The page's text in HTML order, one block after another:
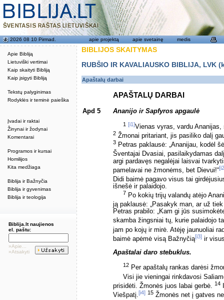
Apie Bibliją
Lietuviški vertimai
Kaip skaityti Bibliją
Kaip įsigyti Bibliją
Tekstų palyginimas
Rodyklės ir teminė paieška
Įvadai ir raktai
Žinynai ir žodynai
Komentarai
Programos ir kursai
Homilijos
Kita medžiaga
Biblija ir Bažnyčia
Biblija ir gyvenimas
Biblija ir teologija
2026 08 10 Pirmad. apie projektą apie svetainę medis
Biblija.lt naujienos
el. paštu:
»Apie...
»Atsakyti
BIBLIJOS SKAITYMAS
RUBŠIO IR KAVALIAUSKO BIBLIJA,
Apaštalų darbai
APAŠTALŲ DARBAI
Apd 5 Ananijo ir Sapfyros apgaulė
1 [i1]Vienas vyras, vardu
2 Žmonai pritariant, jis pasiliko dalį
3 Petras paklausė: „Ananijau, kodėl
Šventajai Dvasiai, pasilaikydamas
argi pardavęs negalėjai laisvai
pamelavai ne žmonėms, bet Dievui!“
Didi baimė pagavo visus tai
išnešė ir palaidojo.
7 Po kokių trijų valandų atėjo
ją paklausė: „Pasakyk man, ar už
Petras prabilo: „Kam gi jūs
skamba žingsniai tų, kurie palaidojo
jam po kojų ir mirė. Atėję jaunuoliai
baimė apėmė visą Bažnyčią[i3] ir
Apaštalai daro stebuklus.
12 Per apaštalų rankas darėsi
Visi jie vieningai rinkdavosi
prisidėti. Žmonės juos labai gerbė. 14
Viešpatį.[i4] 15 Žmonės net į gatves